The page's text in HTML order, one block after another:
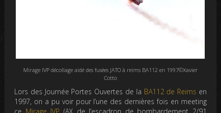
Mirage IVP décollage aidé des fusées JATO à reims BA112 en 1997©Xavier
Cotto
Lors des Journée Portes Ouvertes de la BA112 de Reims en
1997, on a pu voir pour l’une des dernières fois en meeting